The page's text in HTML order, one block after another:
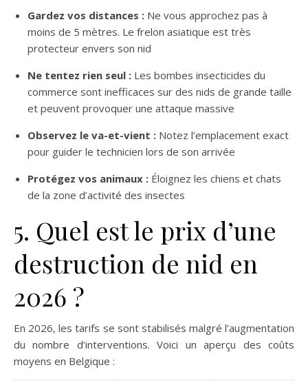
Gardez vos distances : Ne vous approchez pas à
moins de 5 mètres. Le frelon asiatique est très
protecteur envers son nid
Ne tentez rien seul : Les bombes insecticides du
commerce sont inefficaces sur des nids de grande taille
et peuvent provoquer une attaque massive
Observez le va-et-vient : Notez l’emplacement exact
pour guider le technicien lors de son arrivée
Protégez vos animaux : Éloignez les chiens et chats
de la zone d’activité des insectes
5. Quel est le prix d’une
destruction de nid en
2026 ?
En 2026, les tarifs se sont stabilisés malgré l’augmentation
du nombre d’interventions. Voici un aperçu des coûts
moyens en Belgique :